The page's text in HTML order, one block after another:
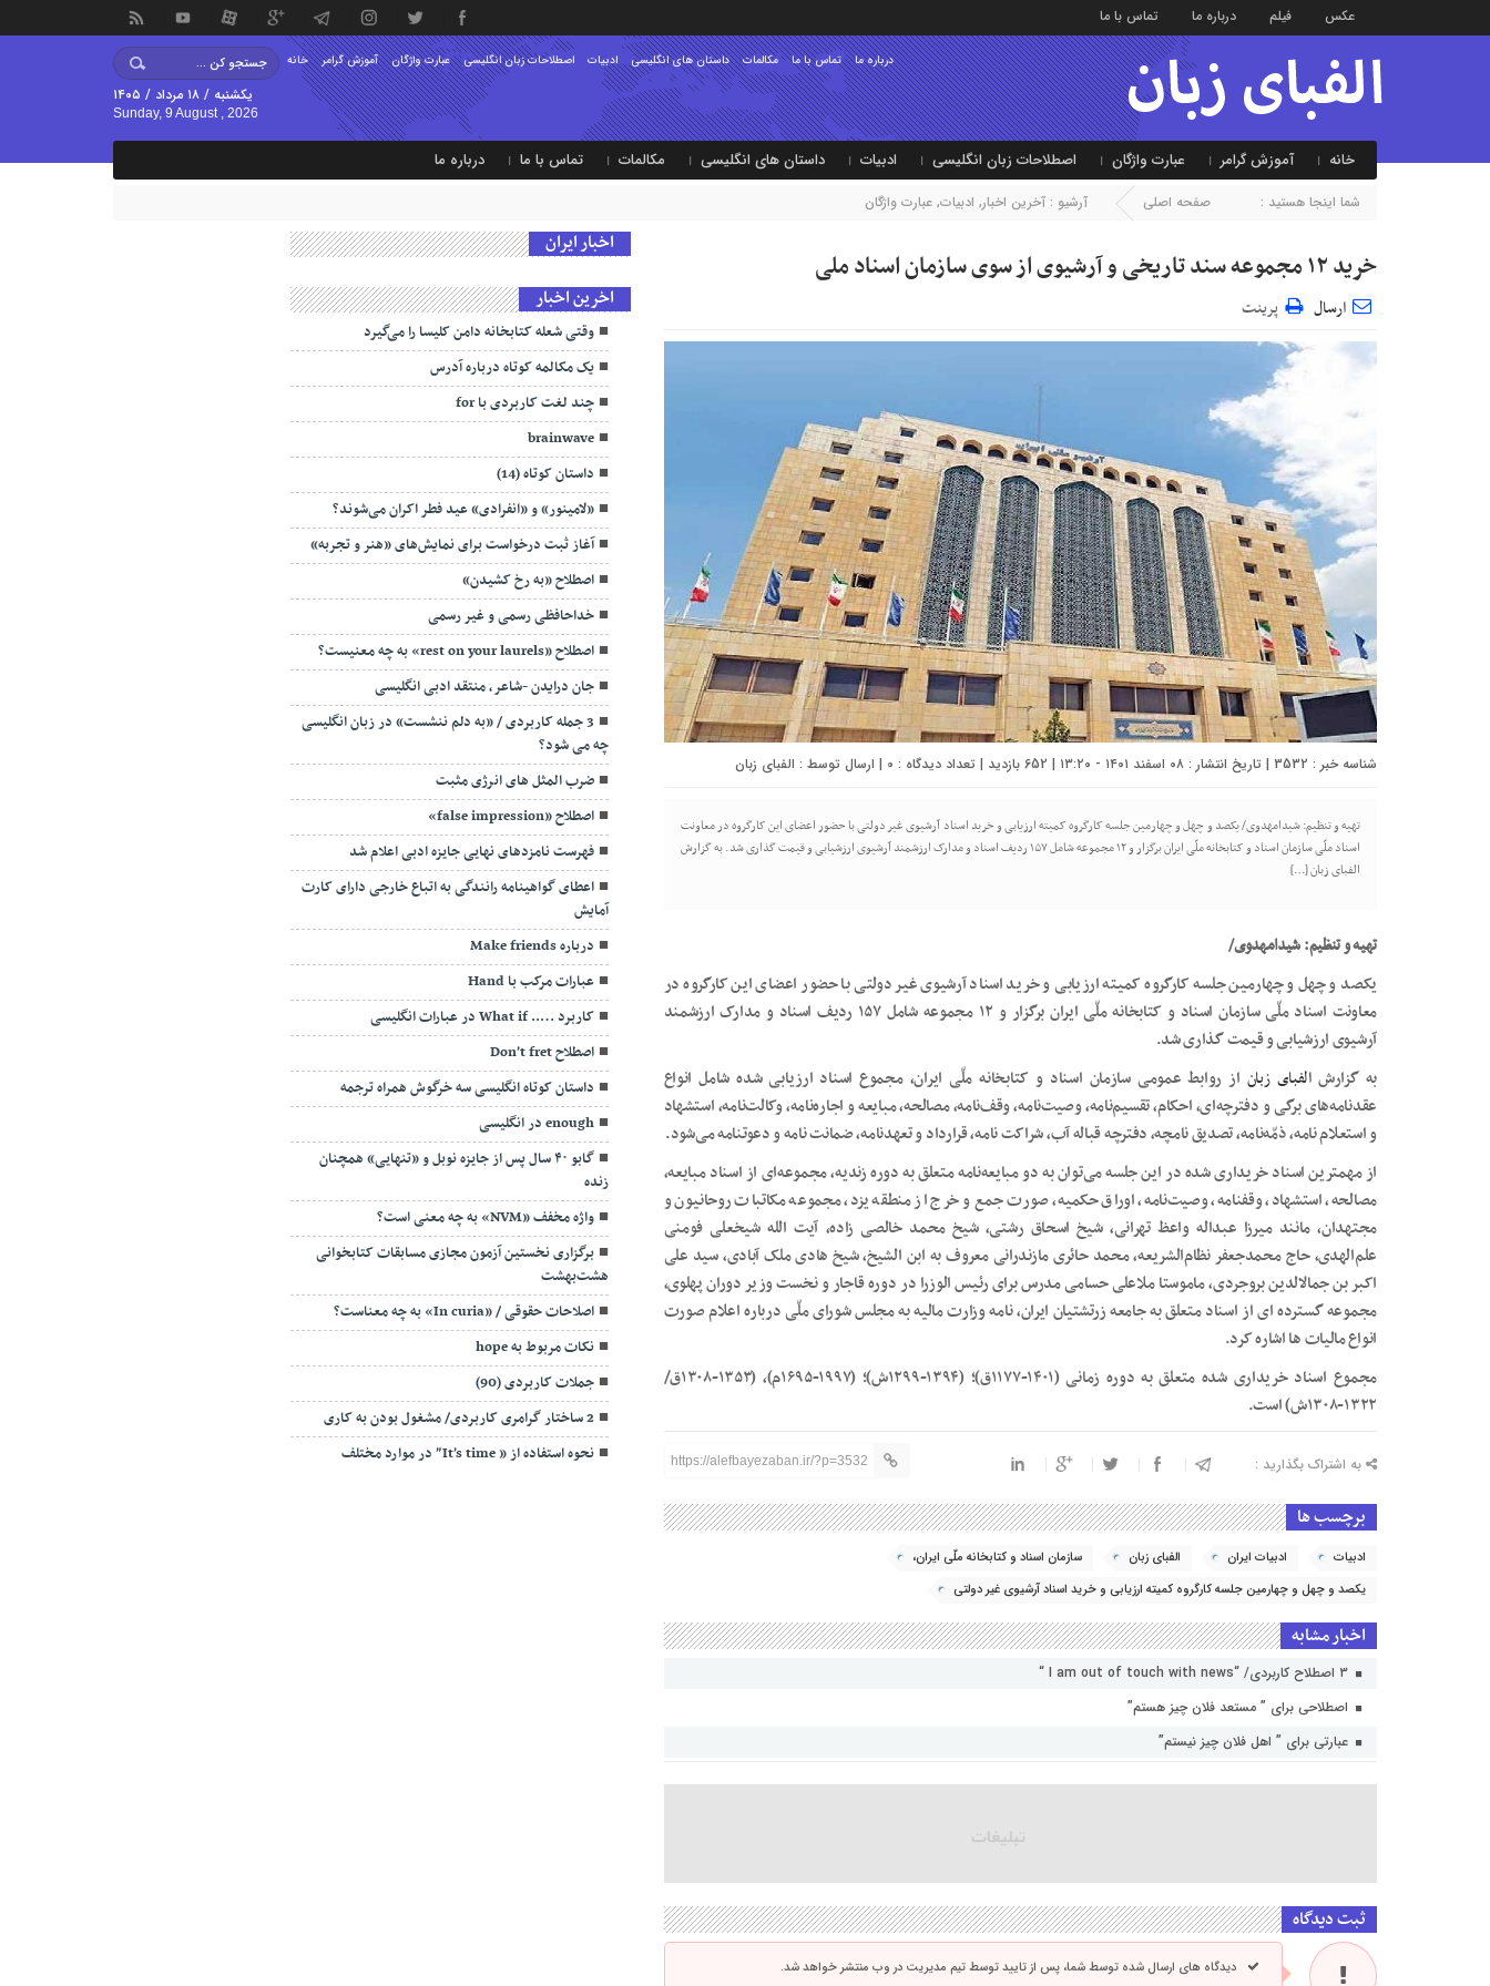
عکس فیلم درباره ما تماس با ما
خانه آموزش گرامر عبارت واژگان اصطلاحات زبان انگلیسی ادبیات داستان های انگلیسی مکالمات تماس با ما درباره ما
یکشنبه / ۱۸ مرداد / ۱۴۰۵
Sunday, 9 August , 2026
خانه آموزش گرامر عبارت واژگان اصطلاحات زبان انگلیسی ادبیات داستان های انگلیسی مکالمات تماس با ما درباره ما
شما اینجا هستید : صفحه اصلی آرشیو : آخرین اخبار, ادبیات, عبارت واژگان
خرید ۱۲ مجموعه سند تاریخی و آرشیوی از سوی سازمان اسناد ملی
ارسال پرینت
شناسه خبر : 3532 | تاریخ انتشار : ۰۸ اسفند ۱۴۰۱ - ۱۳:۲۰ | 652 بازدید | تعداد دیدگاه : 0 | ارسال توسط : الفبای زبان
تهیه و تنظیم: شیدامهدوی/ یکصد و چهل و چهارمین جلسه کارگروه کمیته ارزیابی و خرید اسناد آرشیوی غیر دولتی با حضور اعضای این کارگروه در معاونت
اسناد ملّی سازمان اسناد و کتابخانه ملّی ایران برگزار و ۱۲ مجموعه شامل ۱۵۷ ردیف اسناد و مدارک ارزشمند آرشیوی ارزشیابی و قیمت گذاری شد. به گزارش
الفبای زبان […]
تهیه و تنظیم: شیدامهدوی/
یکصد و چهل و چهارمین جلسه کارگروه کمیته ارزیابی و خرید اسناد آرشیوی غیر دولتی با حضور اعضای این کارگروه در
معاونت اسناد ملّی سازمان اسناد و کتابخانه ملّی ایران برگزار و ۱۲ مجموعه شامل ۱۵۷ ردیف اسناد و مدارک ارزشمند
آرشیوی ارزشیابی و قیمت گذاری شد.
به گزارشالفبای زبان از روابط عمومی سازمان اسناد و کتابخانه ملّی ایران، مجموع اسناد ارزیابی شده شامل انواع
عقدنامه‌های برگی و دفترچه‌ای، احکام، تقسیم‌نامه، وصیت‌نامه، وقف‌نامه، مصالحه، مبایعه و اجاره‌نامه، وکالت‌نامه، استشهاد
و استعلام نامه، ذمّه‌نامه، تصدیق نامچه، دفترچه قباله آب، شراکت نامه، قرارداد و تعهدنامه، ضمانت نامه و دعوتنامه می‌شود.
از مهمترین اسناد خریداری شده در این جلسه می‌توان به دو مبایعه‌نامه متعلق به دوره زندیه، مجموعه‌ای از اسناد مبایعه،
مصالحه، استشهاد، وقفنامه، وصیت‌نامه، اوراق حکمیه، صورت جمع و خرج از منطقه یزد، مجموعه مکاتبات روحانیون و
مجتهدان، مانند میرزا عبداله واعظ تهرانی، شیخ اسحاق رشتی، شیخ محمد خالصی زاده، آیت الله شیخعلی فومنی
علم‌الهدی، حاج محمدجعفر نظام‌الشریعه، محمد حائری مازندرانی معروف به ابن الشیخ، شیخ هادی ملک آبادی، سید علی
اکبر بن جمالالدین بروجردی، ماموستا ملاعلی حسامی مدرس برای رئیس الوزرا در دوره قاجار و نخست وزیر دوران پهلوی،
مجموعه گسترده ای از اسناد متعلق به جامعه زرتشتیان ایران، نامه وزارت مالیه به مجلس شورای ملّی درباره اعلام صورت
انواع مالیات ها اشاره کرد.
مجموع اسناد خریداری شده متعلق به دوره زمانی (۱۴۰۱-۱۱۷۷ق)؛ (۱۳۹۴-۱۲۹۹ش)؛ (۱۹۹۷-۱۶۹۵م)، (۱۳۵۳-۱۳۰۸ق/
۱۳۲۲-۱۳۰۸ش) است.
به اشتراک بگذارید : https://alefbayezaban.ir/?p=3532
برچسب ها
ادبیات ادبیات ایران الفبای زبان
سازمان اسناد و کتابخانه ملّی ایران،
یکصد و چهل و چهارمین جلسه کارگروه کمیته ارزیابی و خرید اسناد آرشیوی غیر دولتی
اخبار مشابه
۳ اصطلاح کاربردی/ “I am out of touch with news “
اصطلاحی برای ” مستعد فلان چیز هستم”
عبارتی برای ” اهل فلان چیز نیستم”
ثبت دیدگاه
دیدگاه های ارسال شده توسط شما، پس از تایید توسط تیم مدیریت در وب منتشر خواهد شد.
اخبار ایران
اخرین اخبار
وقتی شعله کتابخانه دامن کلیسا را می‌گیرد
یک مکالمه کوتاه درباره آدرس
چند لغت کاربردی با for
brainwave
داستان کوتاه (14)
«لامینور» و «انفرادی» عید فطر اکران می‌شوند؟
آغاز ثبت درخواست برای نمایش‌های «هنر و تجربه»
اصطلاح «به رخ کشیدن»
خداحافظی رسمی و غیر رسمی
اصطلاح «rest on your laurels» به چه معنیست؟
جان درایدن -شاعر، منتقد ادبی انگلیسی
3 جمله کاربردی / «به دلم ننشست» در زبان انگلیسی
چه می شود؟
ضرب المثل های انرژی مثبت
اصطلاح «false impression»
فهرست نامزدهای نهایی جایزه ادبی اعلام شد
اعطای گواهینامه رانندگی به اتباع خارجی دارای کارت
آمایش
درباره Make friends
عبارات مرکب با Hand
کاربرد ….. What if در عبارات انگلیسی
اصطلاح Don’t fret
داستان کوتاه انگلیسی سه خرگوش همراه ترجمه
enough در انگلیسی
گابو ۴۰ سال پس از جایزه‌ نوبل و «تنهایی» همچنان
زنده
واژه مخفف «NVM» به چه معنی است؟
برگزاری نخستین آزمون مجازی مسابقات کتابخوانی
هشت‌بهشت
اصلاحات حقوقی / «In curia» به چه معناست؟
نکات مربوط به hope
جملات کاربردی (90)
2 ساختار گرامری کاربردی/ مشغول بودن به کاری
نحوه استفاده از ” It’s time” در موارد مختلف